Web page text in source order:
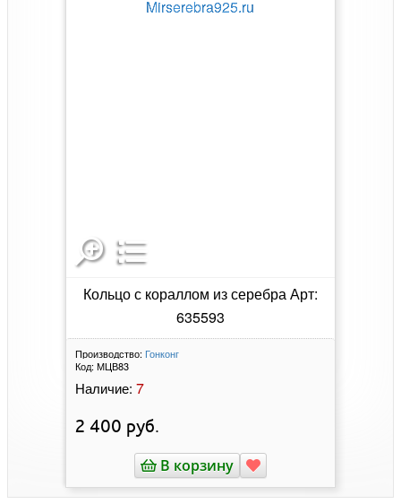
Кольцо с кораллом из серебра Арт:
635593
Производство: Гонконг
Код: МЦВ83
Наличие: 7
2 400 руб.
В корзину